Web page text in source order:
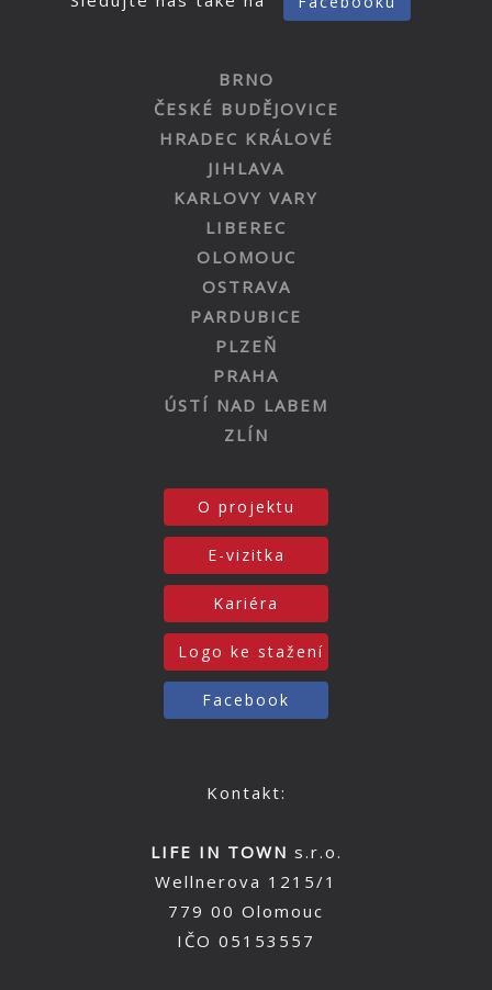
BRNO
ČESKÉ BUDĚJOVICE
HRADEC KRÁLOVÉ
JIHLAVA
KARLOVY VARY
LIBEREC
OLOMOUC
OSTRAVA
PARDUBICE
PLZEŇ
PRAHA
ÚSTÍ NAD LABEM
ZLÍN
O projektu
E-vizitka
Kariéra
Logo ke stažení
Facebook
Kontakt:
LIFE IN TOWN s.r.o.
Wellnerova 1215/1
779 00 Olomouc
IČO 05153557